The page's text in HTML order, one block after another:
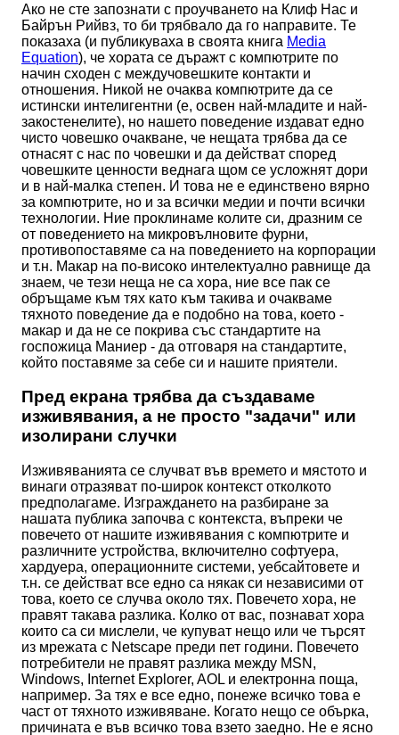
Ако не сте запознати с проучването на Клиф Нас и
Байрън Рийвз, то би трябвало да го направите. Те
показаха (и публикуваха в своята книга Media
Equation), че хората се дъражт с компютрите по
начин сходен с междучовешките контакти и
отношения. Никой не очаква компютрите да се
истински интелигентни (е, освен най-младите и най-
закостенелите), но нашето поведение издават едно
чисто човешко очакване, че нещата трябва да се
отнасят с нас по човешки и да действат според
човешките ценности веднага щом се усложнят дори
и в най-малка степен. И това не е единствено вярно
за компютрите, но и за всички медии и почти всички
технологии. Ние проклинаме колите си, дразним се
от поведението на микровълновите фурни,
противопоставяме са на поведението на корпорации
и т.н. Макар на по-високо интелектуално равнище да
знаем, че тези неща не са хора, ние все пак се
обръщаме към тях като към такива и очакваме
тяхното поведение да е подобно на това, което -
макар и да не се покрива със стандартите на
госпожица Маниер - да отговаря на стандартите,
който поставяме за себе си и нашите приятели.
Пред екрана трябва да създаваме
изживявания, а не просто "задачи" или
изолирани случки
Изживяванията се случват във времето и мястото и
винаги отразяват по-широк контекст отколкото
предполагаме. Изграждането на разбиране за
нашата публика започва с контекста, въпреки че
повечето от нашите изживявания с компютрите и
различните устройства, включително софтуера,
хардуера, операционните системи, уебсайтовете и
т.н. се действат все едно са някак си независими от
това, което се случва около тях. Повечето хора, не
правят такава разлика. Колко от вас, познават хора
които са си мислели, че купуват нещо или че търсят
из мрежата с Netscape преди пет години. Повечето
потребители не правят разлика между MSN,
Windows, Internet Explorer, AOL и електронна поща,
например. За тях е все едно, понеже всичко това е
част от тяхното изживяване. Когато нещо се обърка,
причината е във всичко това взето заедно. Не е ясно